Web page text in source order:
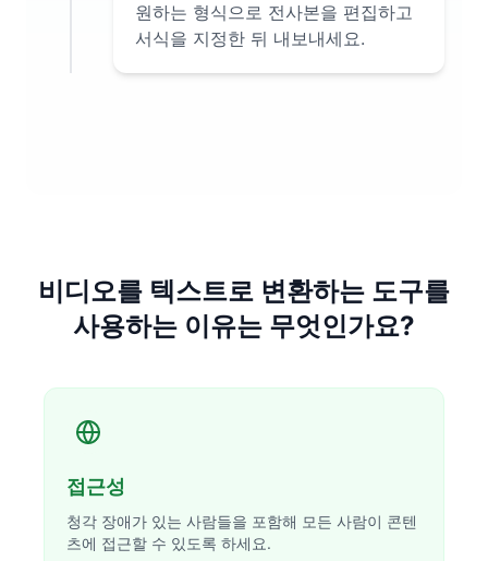
원하는 형식으로 전사본을 편집하고
서식을 지정한 뒤 내보내세요.
비디오를 텍스트로 변환하는 도구를
사용하는 이유는 무엇인가요?
접근성
청각 장애가 있는 사람들을 포함해 모든 사람이 콘텐
츠에 접근할 수 있도록 하세요.